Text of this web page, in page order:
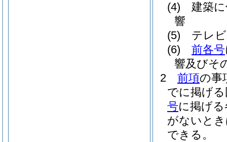
(4)
建築
響
(5)
テレ
(6)
前各号
響及びそ
2
前項の事
でに掲げ
号に掲げ
がないと
できる。